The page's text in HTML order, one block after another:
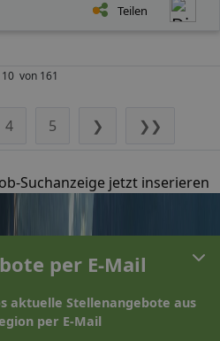
Teilen
10 von 161
4 5 ❯ ❯❯
Suchanzeige jetzt inserieren
per E-Mail
aktuelle Stellenangebote aus
per E-Mail